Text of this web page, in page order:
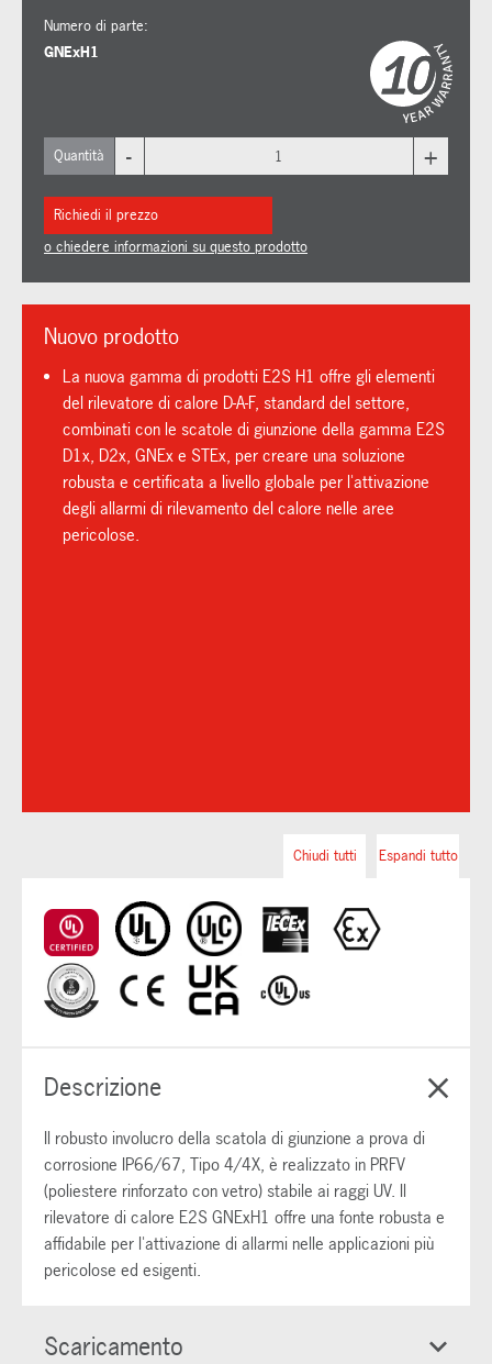
Numero di parte:
GNExH1
Quantità - +
Richiedi il prezzo
o chiedere informazioni su questo prodotto
Nuovo prodotto
La nuova gamma di prodotti E2S H1 offre gli elementi
del rilevatore di calore D-A-F, standard del settore,
combinati con le scatole di giunzione della gamma E2S
D1x, D2x, GNEx e STEx, per creare una soluzione
robusta e certificata a livello globale per l'attivazione
degli allarmi di rilevamento del calore nelle aree
pericolose.
Espandi tutto
Chiudi tutti
Descrizione
Il robusto involucro della scatola di giunzione a prova di
corrosione IP66/67, Tipo 4/4X, è realizzato in PRFV
(poliestere rinforzato con vetro) stabile ai raggi UV. Il
rilevatore di calore E2S GNExH1 offre una fonte robusta e
affidabile per l'attivazione di allarmi nelle applicazioni più
pericolose ed esigenti.
Scaricamento